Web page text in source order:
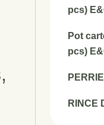
pcs)
Pot
pcs)
RINCE